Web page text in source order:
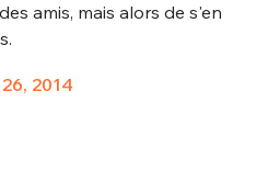
amis, mais alors de s'en
2014